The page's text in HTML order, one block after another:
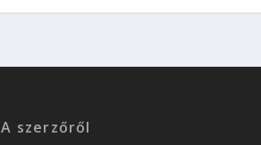
A szerzőről